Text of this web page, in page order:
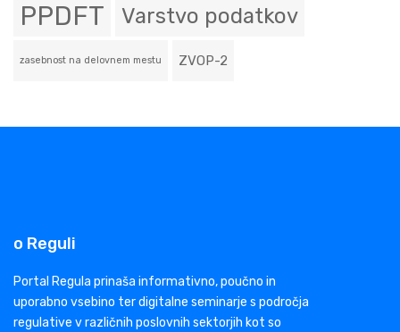
PPDFT Varstvo podatkov
zasebnost na delovnem mestu ZVOP-2
o Reguli
Portal Regula prinaša informativno, poučno in
uporabno vsebino ter digitalne seminarje s področja
regulative v različnih poslovnih sektorjih kot so